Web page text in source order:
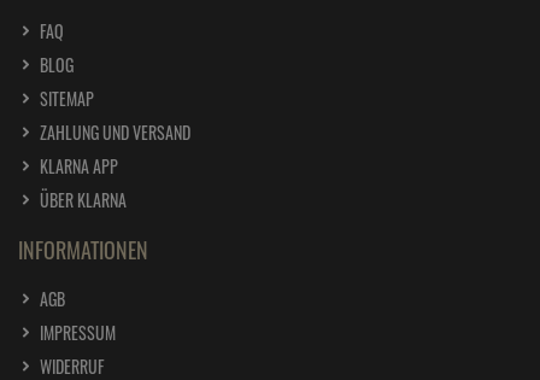
FAQ
BLOG
SITEMAP
ZAHLUNG UND VERSAND
KLARNA APP
ÜBER KLARNA
INFORMATIONEN
AGB
IMPRESSUM
WIDERRUF